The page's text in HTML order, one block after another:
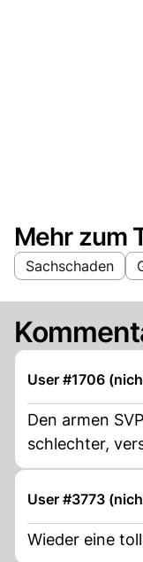
Mehr zum
Sachschaden
User #1706
Den armen
schlechter,
User #3773
Wieder eine